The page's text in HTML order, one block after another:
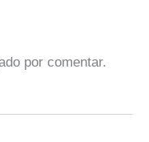
por comentar.